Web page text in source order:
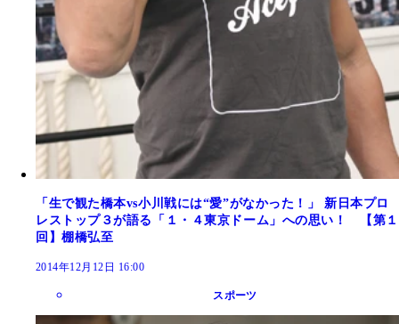
「生で観た橋本vs小川戦には“愛”がなかった！」 新日本プロ
レストップ３が語る「１・４東京ドーム」への思い！ 【第１
回】棚橋弘至
2014年12月12日 16:00
スポーツ